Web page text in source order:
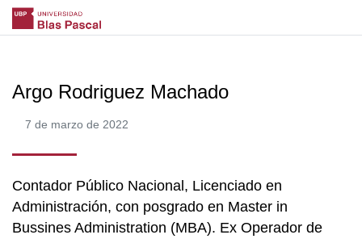
Argo Rodriguez Machado
7 de marzo de 2022
Contador Público Nacional, Licenciado en
Administración, con posgrado en Master in
Bussines Administration (MBA). Ex Operador de